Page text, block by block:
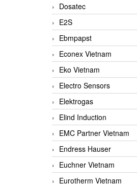
Dosatec
E2S
Ebmpapst
Econex Vietnam
Eko Vietnam
Electro Sensors
Elektrogas
Elind Induction
EMC Partner Vietnam
Endress Hauser
Euchner Vietnam
Eurotherm Vietnam